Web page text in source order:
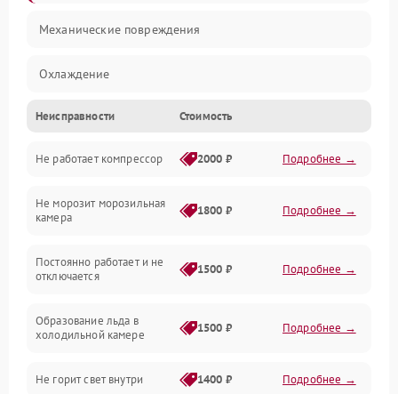
Механические повреждения
Охлаждение
Механика
Электропитание
Дренаж
Неисправности Стоимость
Не работает компрессор 2000 ₽ Подробнее →
Не морозит морозильная
камера
1800 ₽ Подробнее →
Постоянно работает и не
отключается
1500 ₽ Подробнее →
Образование льда в
холодильной камере
1500 ₽ Подробнее →
Не горит свет внутри 1400 ₽ Подробнее →